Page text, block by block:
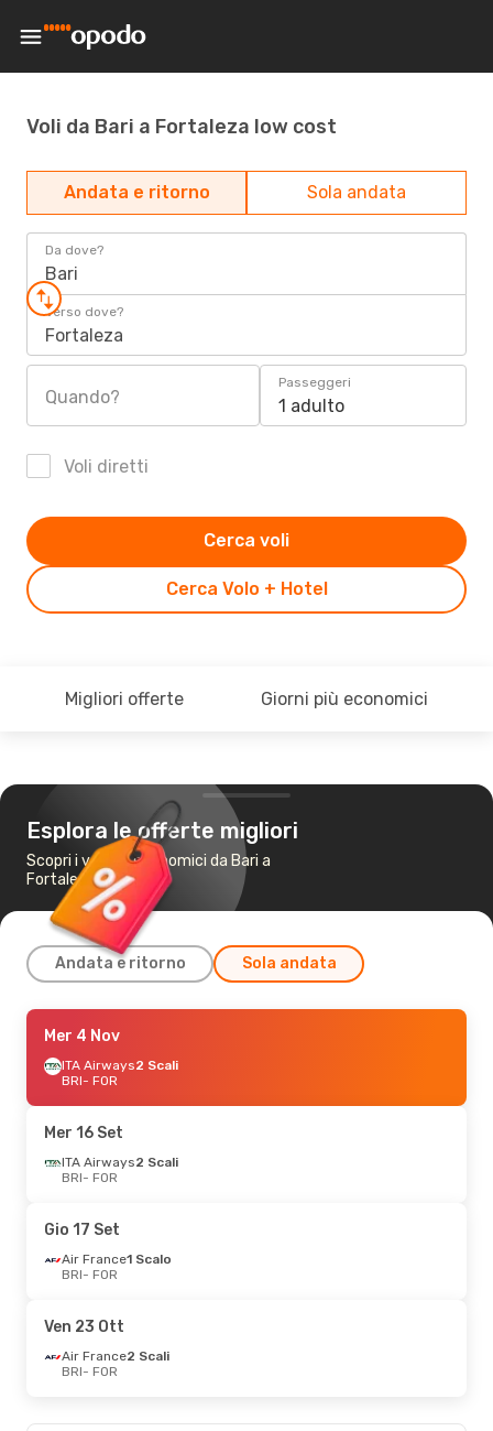
Voli da Bari a Fortaleza low cost
Andata e ritorno Sola andata
Da dove?
Bari
Verso dove?
Fortaleza
Quando?
Passeggeri
1 adulto
Voli diretti
Cerca Volo + Hotel
Cerca voli
Migliori offerte Giorni più economici
Esplora le offerte migliori
Scopri i voli più economici da Bari a
Fortaleza
Andata e ritorno Sola andata
Lun 21 Set
Air France1 Scalo
BRI- FOR
FOR- BRI
Mer 4 Nov
ITA Airways2 Scali
BRI- FOR
Mer 16 Set
ITA Airways2 Scali
BRI- FOR
Gio 17 Set
Air France1 Scalo
BRI- FOR
Ven 23 Ott
Air France2 Scali
BRI- FOR